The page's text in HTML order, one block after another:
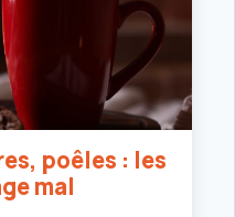
poêles : les
mal